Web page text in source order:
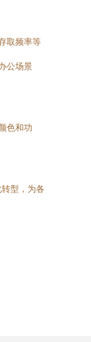
取频率等
公场景
色和功
型，为各